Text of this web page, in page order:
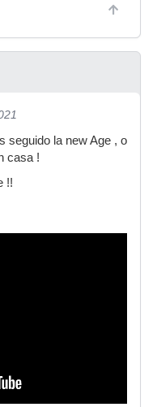
seguido la new Age , o
casa !
!!